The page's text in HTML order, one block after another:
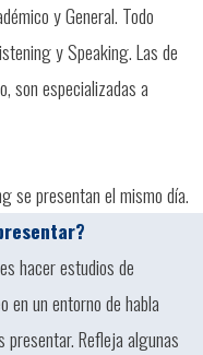
y General. Todo
y Speaking. Las de
son especializadas a
se presentan el mismo día.
hacer estudios de
en un entorno de habla
presentar. Refleja algunas